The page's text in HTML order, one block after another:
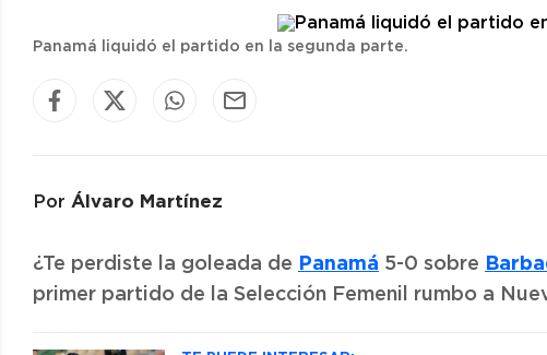
Panamá liquidó el partido en la segunda parte.
Por Álvaro Martínez
¿Te perdiste la goleada de Panamá 5-0 sobre
primer partido de la Selección Femenil rumbo a